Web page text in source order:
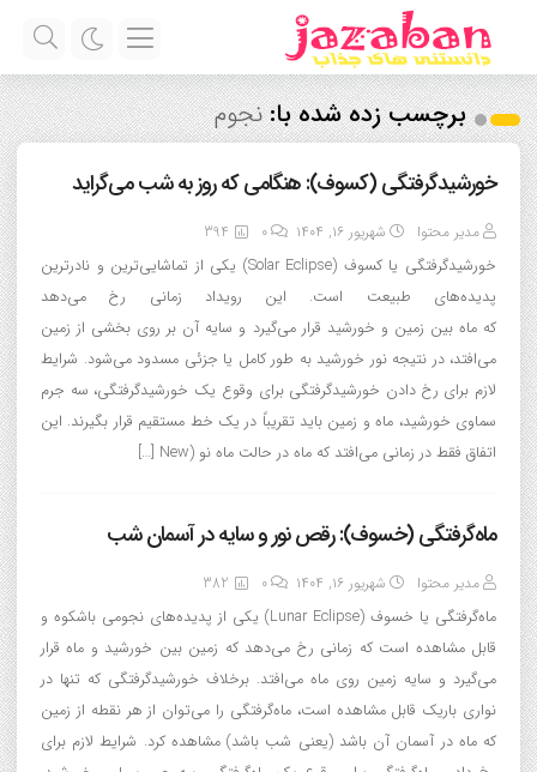
برچسب زده شده با:نجوم
خورشیدگرفتگی (کسوف): هنگامی که روز به شب می‌گراید
مدیر محتوا شهریور ۱۶, ۱۴۰۴ 0
394
خورشیدگرفتگی یا کسوف (Solar Eclipse) یکی از تماشایی‌ترین و نادرترین
پدیده‌های طبیعت است. این رویداد زمانی رخ می‌دهد
که ماه بین زمین و خورشید قرار می‌گیرد و سایه آن بر روی بخشی از زمین
می‌افتد، در نتیجه نور خورشید به طور کامل یا جزئی مسدود می‌شود. شرایط
لازم برای رخ دادن خورشیدگرفتگی برای وقوع یک خورشیدگرفتگی، سه جرم
سماوی خورشید، ماه و زمین باید تقریباً در یک خط مستقیم قرار بگیرند. این
اتفاق فقط در زمانی می‌افتد که ماه در حالت ماه نو (New […]
ماه‌گرفتگی (خسوف): رقص نور و سایه در آسمان شب
مدیر محتوا شهریور ۱۶, ۱۴۰۴ 0
382
ماه‌گرفتگی یا خسوف (Lunar Eclipse) یکی از پدیده‌های نجومی باشکوه و
قابل مشاهده است که زمانی رخ می‌دهد که زمین بین خورشید و ماه قرار
می‌گیرد و سایه زمین روی ماه می‌افتد. برخلاف خورشیدگرفتگی که تنها در
نواری باریک قابل مشاهده است، ماه‌گرفتگی را می‌توان از هر نقطه از زمین
که ماه در آسمان آن باشد (یعنی شب باشد) مشاهده کرد. شرایط لازم برای